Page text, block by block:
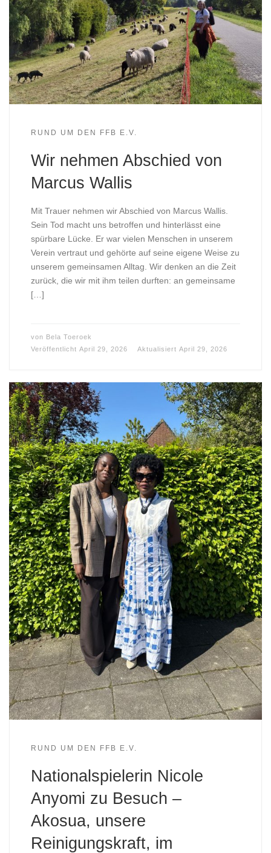
RUND UM DEN FFB E.V.
Wir nehmen Abschied von
Marcus Wallis
Mit Trauer nehmen wir Abschied von Marcus Wallis.
Sein Tod macht uns betroffen und hinterlässt eine
spürbare Lücke. Er war vielen Menschen in unserem
Verein vertraut und gehörte auf seine eigene Weise zu
unserem gemeinsamen Alltag. Wir denken an die Zeit
zurück, die wir mit ihm teilen durften: an gemeinsame
[…]
von Bela Toeroek
Veröffentlicht April 29, 2026 Aktualisiert April 29, 2026
RUND UM DEN FFB E.V.
Nationalspielerin Nicole
Anyomi zu Besuch –
Akosua, unsere
Reinigungskraft, im